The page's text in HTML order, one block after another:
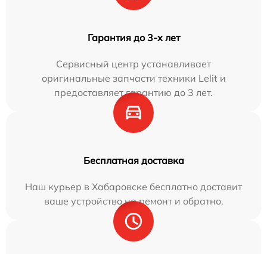
Гарантия до 3-х лет
Сервисный центр устанавливает
оригинальные запчасти техники Lelit и
предоставляет гарантию до 3 лет.
Бесплатная доставка
Наш курьер в Хабаровске бесплатно доставит
ваше устройство на ремонт и обратно.